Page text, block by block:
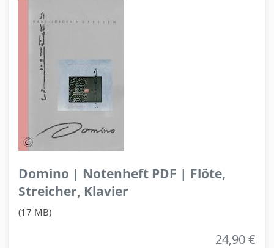
Domino | Notenheft PDF | Flöte,
Streicher, Klavier
(17 MB)
24,90 €